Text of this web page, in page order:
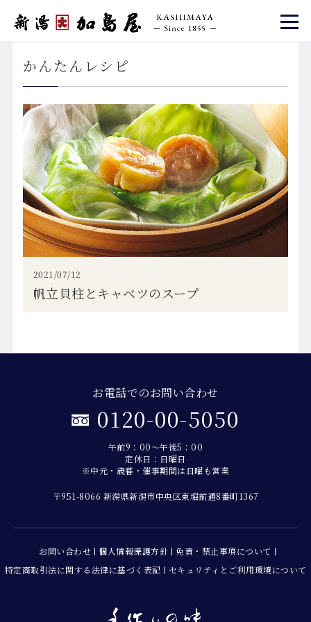
かんたんレシピ
2021/07/12
帆立貝柱とキャベツのスープ
お電話でのお問い合わせ
0120-00-5050
午前9：00～午後5：00
定休日：日曜日
※中元・歳暮・催事期間は日曜も営業
〒951-8066 新潟県新潟市中央区東堀前通8番町1367
お問い合わせ 個人情報保護方針
免責・禁止事項について
特定商取引法に関する法律に基づく表記
セキュリティとご利用環境について